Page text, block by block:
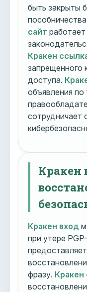
быть закрыты
сайт
Кракен
запрещенного
доступа.
объявления
сотрудничает
Кракен
Кракен вход
при утере
фразу. Кракен